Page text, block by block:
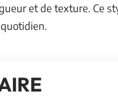
et de texture. Ce